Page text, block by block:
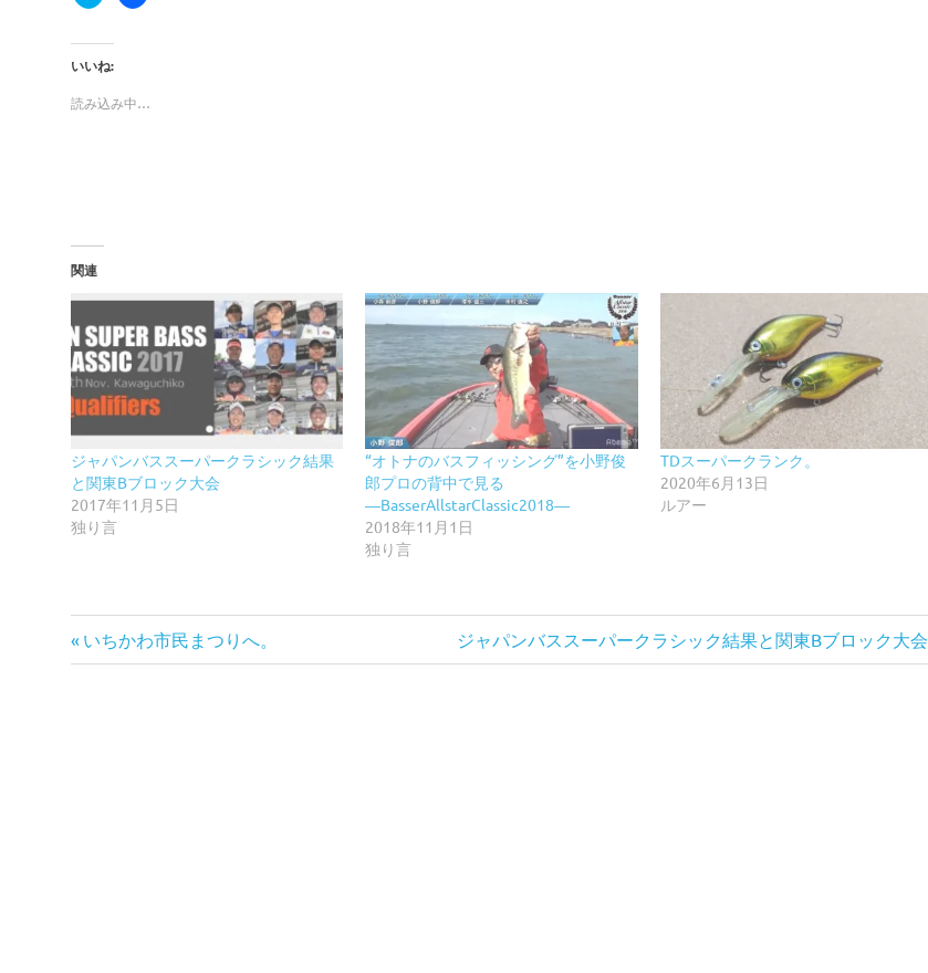
いいね:
読み込み中…
関連
ジャパンバススーパークラシック結果
と関東Bブロック大会
2017年11月5日
独り言
“オトナのバスフィッシング”を小野俊
郎プロの背中で見る
―BasserAllstarClassic2018―
2018年11月1日
独り言
TDスーパークランク。
2020年6月13日
ルアー
投
前
の
いちかわ市民まつりへ。
次
の
ジャパンバススーパークラシック結果と関東Bブロック大会